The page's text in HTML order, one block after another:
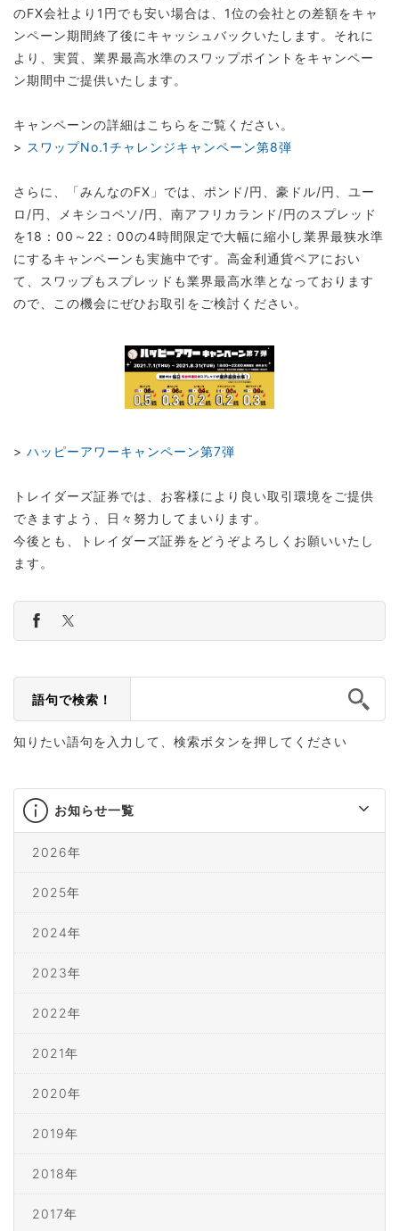
のFX会社より1円でも安い場合は、1位の会社との差額をキャ
ンペーン期間終了後にキャッシュバックいたします。それに
より、実質、業界最高水準のスワップポイントをキャンペー
ン期間中ご提供いたします。
キャンペーンの詳細はこちらをご覧ください。
> スワップNo.1チャレンジキャンペーン第8弾
さらに、「みんなのFX」では、ポンド/円、豪ドル/円、ユー
ロ/円、メキシコペソ/円、南アフリカランド/円のスプレッド
を18：00～22：00の4時間限定で大幅に縮小し業界最狭水準
にするキャンペーンも実施中です。高金利通貨ペアにおい
て、スワップもスプレッドも業界最高水準となっております
ので、この機会にぜひお取引をご検討ください。
> ハッピーアワーキャンペーン第7弾
トレイダーズ証券では、お客様により良い取引環境をご提供
できますよう、日々努力してまいります。
今後とも、トレイダーズ証券をどうぞよろしくお願いいたし
ます。
語句で検索！
知りたい語句を入力して、検索ボタンを押してください
お知らせ一覧
2026年
2025年
2024年
2023年
2022年
2021年
2020年
2019年
2018年
2017年